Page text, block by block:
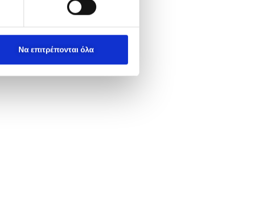
Να επιτρέπονται όλα